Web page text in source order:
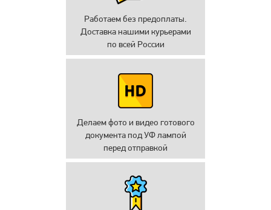
Работаем без предоплаты.
Доставка нашими курьерами
по всей России
Делаем фото и видео готового
документа под УФ лампой
перед отправкой